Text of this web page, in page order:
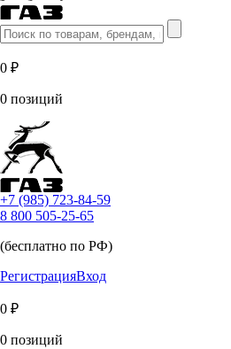
0 ₽
0 позиций
+7 (985) 723-84-59
8 800 505-25-65
(бесплатно по РФ)
РегистрацияВход
0 ₽
0 позиций